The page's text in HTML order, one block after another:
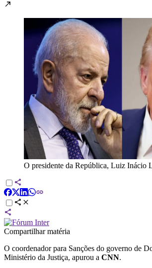
O presidente da República, Luiz Inácio
Compartilhar matéria
O coordenador para Sanções do governo de
Ministério da Justiça, apurou a CNN.